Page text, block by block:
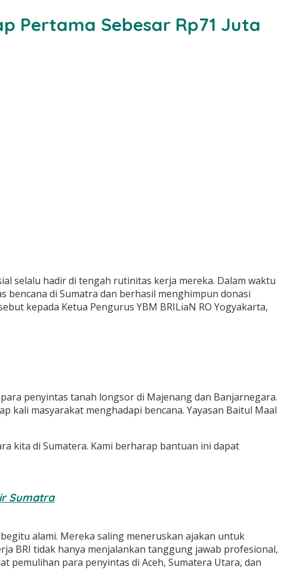
Pertama Sebesar Rp71 Juta
selalu hadir di tengah rutinitas kerja mereka. Dalam waktu
bencana di Sumatra dan berhasil menghimpun donasi
kepada Ketua Pengurus YBM BRILiaN RO Yogyakarta,
penyintas tanah longsor di Majenang dan Banjarnegara.
kali masyarakat menghadapi bencana. Yayasan Baitul Maal
kita di Sumatera. Kami berharap bantuan ini dapat
Sumatra
alami. Mereka saling meneruskan ajakan untuk
BRI tidak hanya menjalankan tanggung jawab profesional,
pemulihan para penyintas di Aceh, Sumatera Utara, dan